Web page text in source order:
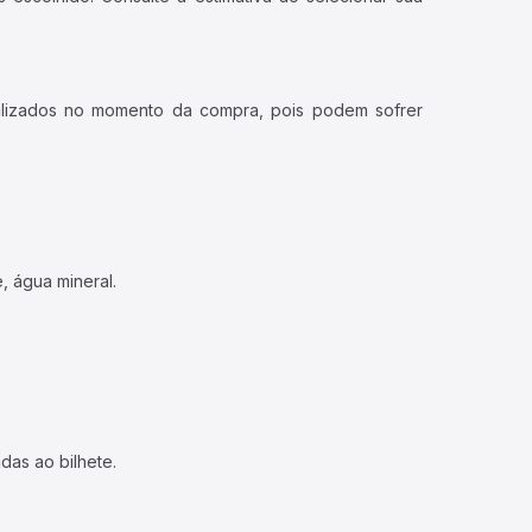
no momento da compra, pois podem sofrer
água mineral.
ao bilhete.